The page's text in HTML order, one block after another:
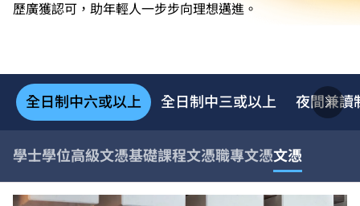
歷廣獲認可，助年輕人一步步向理想邁進。
全日制中六或以上 全日制中三或以上 夜間兼讀
學士學位高級文憑基礎課程文憑職專文憑文憑